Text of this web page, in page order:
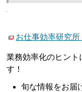
お仕事効率研究
業務効率化のヒント
す！
旬な情報をお届